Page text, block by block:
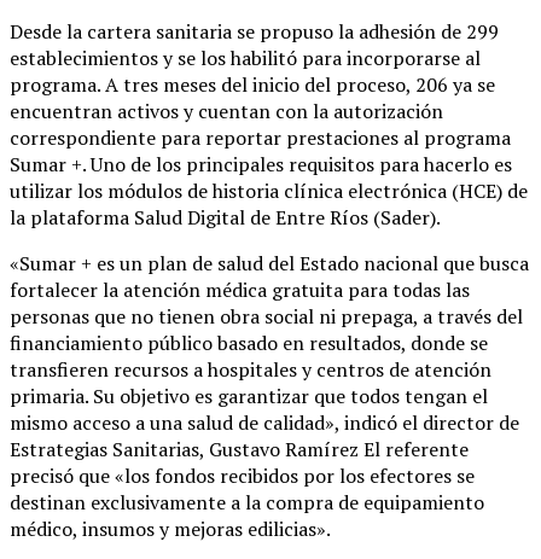
Desde la cartera sanitaria se propuso la adhesión de 299
establecimientos y se los habilitó para incorporarse al
programa. A tres meses del inicio del proceso, 206 ya se
encuentran activos y cuentan con la autorización
correspondiente para reportar prestaciones al programa
Sumar +. Uno de los principales requisitos para hacerlo es
utilizar los módulos de historia clínica electrónica (HCE) de
la plataforma Salud Digital de Entre Ríos (Sader).
«Sumar + es un plan de salud del Estado nacional que busca
fortalecer la atención médica gratuita para todas las
personas que no tienen obra social ni prepaga, a través del
financiamiento público basado en resultados, donde se
transfieren recursos a hospitales y centros de atención
primaria. Su objetivo es garantizar que todos tengan el
mismo acceso a una salud de calidad», indicó el director de
Estrategias Sanitarias, Gustavo Ramírez El referente
precisó que «los fondos recibidos por los efectores se
destinan exclusivamente a la compra de equipamiento
médico, insumos y mejoras edilicias».